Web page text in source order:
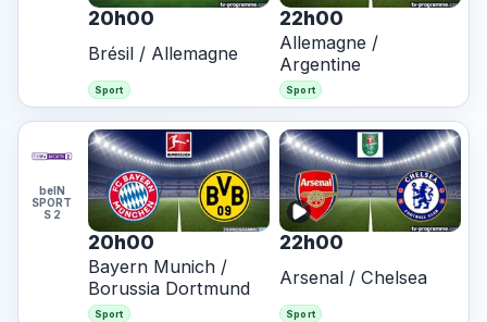
20h00
Brésil / Allemagne
Sport
22h00
Allemagne /
Argentine
Sport
beIN
SPORT
S 2
20h00
Bayern Munich /
Borussia Dortmund
Sport
22h00
Arsenal / Chelsea
Sport